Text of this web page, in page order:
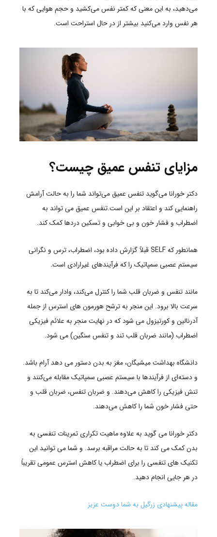
می‌دهید، به این معنی که کمتر نفس می‌کشید و حجم هوایی که با
هر نفس وارد می‌کنید بیشتر از در حال استراحت است.
مزایای تنفس عمیق چیست؟
دکتر خورانا می‌گوید تنفس عمیق می‌تواند شما را به حالت آرامش
راهنمایی کند و اعتقاد بر این است.تنفس عمیق می تواند به
اضطراب و فشار خون و بی خوابی و تسکین دردها کمک کند.
همانطور که
SELF قبلاً گزارش داده بود، اضطراب، ترس و نگرانی
سیستم عصبی سمپاتیک را که فرآیندهای غیرارادی است.
مانند تنفس و ضربان قلب شما را کنترل می‌کند، وادار می‌کند تا به
سرعت بالا برود. این منجر به ترشح هورمون های استرس از جمله
آدرنالین و کورتیزول می شود که در نهایت منجر به علائم فیزیکی
اضطراب (مانند ضربان قلب تند و تنفس سنگین) می شود.
دانشگاه بهداشت میشیگان، مغز به بدن دستور می دهد آرام باشد.
و دسته‌ای از فرآیندها با سیستم عصبی سمپاتیک مقابله می‌کنند و
تنش فیزیکی را کاهش می‌دهند. و ضربان تنفس، ضربان قلب و
حتی فشار خون شما را کاهش می‌دهند.
دکتر خورانا می گوید به علاوه ماهیت تکراری تمرینات تنفسی به
بدن کمک می کند تا به حالت مراقبه برسد. و شما می توانید این
تکنیک های تنفسی را برای اضطراب یا کاهش استرس عمومی تقریباً
در هر جایی انجام دهید.
مقاله پیشنهادی زرگیل به شما دوست عزیز